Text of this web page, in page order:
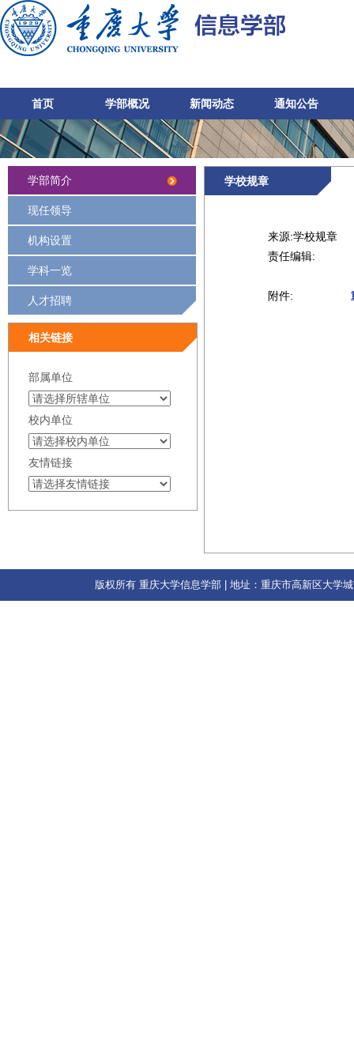
首页 学部概况 新闻动态 通知公告
学部简介
现任领导
机构设置
学科一览
人才招聘
相关链接
部属单位
校内单位
友情链接
学校规章
来源:学校规章
责任编辑:
附件:
版权所有 重庆大学信息学部 | 地址：重庆市高新区大学